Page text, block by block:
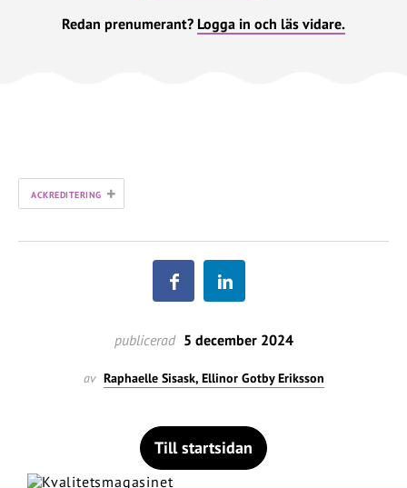
Redan prenumerant? Logga in och läs vidare.
ACKREDITERING +
publicerad 5 december 2024
av Raphaelle Sisask, Ellinor Gotby Eriksson
Till startsidan